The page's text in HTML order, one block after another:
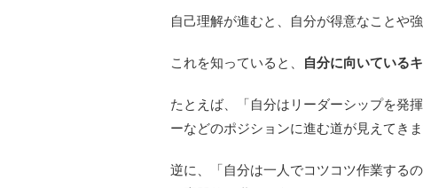
自己理解が進むと、自分が得意なことや
これを知っていると、 自分に向いている
たとえば、「自分はリーダーシップを発
ーなどのポジションに進む道が見えてきま
逆に、「自分は一人でコツコツ作業する